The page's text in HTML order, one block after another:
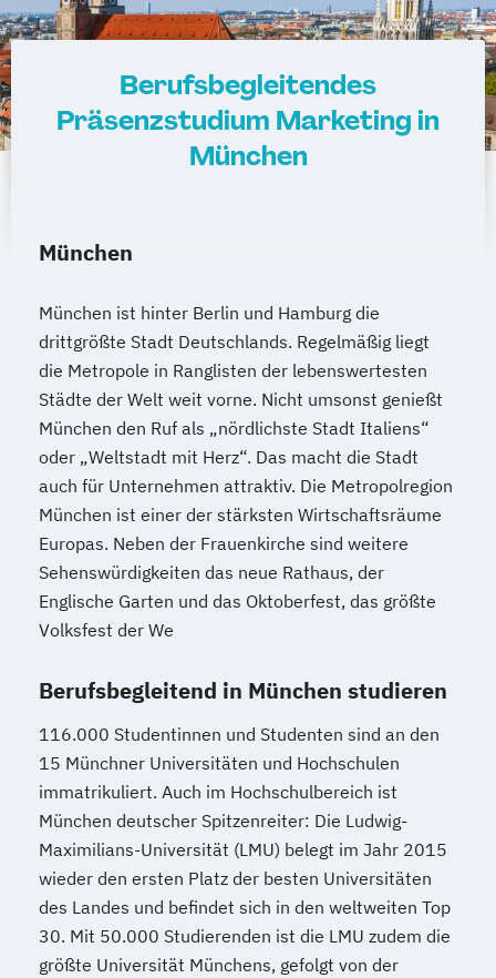
Berufsbegleitendes
Präsenzstudium Marketing in
München
München
München ist hinter Berlin und Hamburg die
drittgrößte Stadt Deutschlands. Regelmäßig liegt
die Metropole in Ranglisten der lebenswertesten
Städte der Welt weit vorne. Nicht umsonst genießt
München den Ruf als „nördlichste Stadt Italiens“
oder „Weltstadt mit Herz“. Das macht die Stadt
auch für Unternehmen attraktiv. Die Metropolregion
München ist einer der stärksten Wirtschaftsräume
Europas. Neben der Frauenkirche sind weitere
Sehenswürdigkeiten das neue Rathaus, der
Englische Garten und das Oktoberfest, das größte
Volksfest der We
Berufsbegleitend in München studieren
116.000 Studentinnen und Studenten sind an den
15 Münchner Universitäten und Hochschulen
immatrikuliert. Auch im Hochschulbereich ist
München deutscher Spitzenreiter: Die Ludwig-
Maximilians-Universität (LMU) belegt im Jahr 2015
wieder den ersten Platz der besten Universitäten
des Landes und befindet sich in den weltweiten Top
30. Mit 50.000 Studierenden ist die LMU zudem die
größte Universität Münchens, gefolgt von der